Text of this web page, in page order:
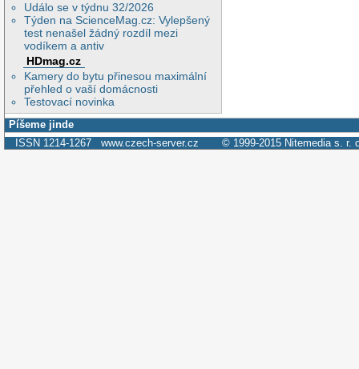
Událo se v týdnu 32/2026
Týden na ScienceMag.cz: Vylepšený
test nenašel žádný rozdíl mezi
vodíkem a antiv
HDmag.cz
Kamery do bytu přinesou maximální
přehled o vaší domácnosti
Testovací novinka
Píšeme jinde
ISSN 1214-1267 www.czech-server.cz © 1999-2015 Nitemedia s. r.